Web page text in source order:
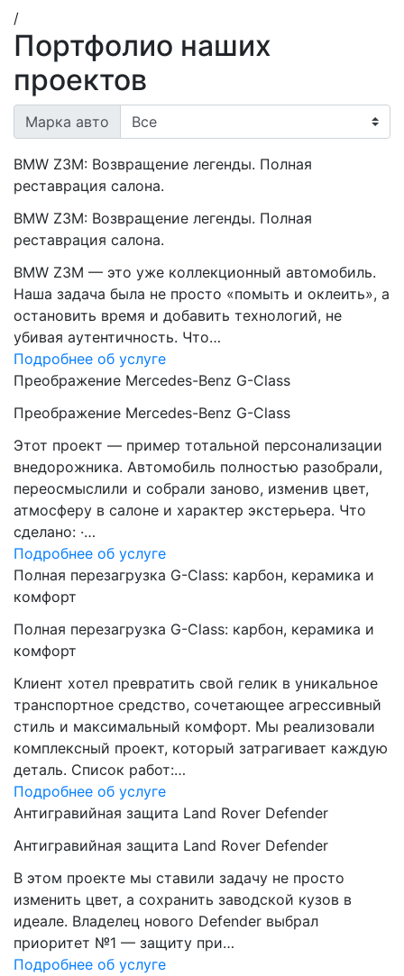
/
Портфолио наших
проектов
Марка авто
BMW Z3M: Возвращение легенды. Полная
реставрация салона.
BMW Z3M: Возвращение легенды. Полная
реставрация салона.
BMW Z3M — это уже коллекционный автомобиль.
Наша задача была не просто «помыть и оклеить», а
остановить время и добавить технологий, не
убивая аутентичность. Что…
Подробнее об услуге
Преображение Mercedes-Benz G-Class
Преображение Mercedes-Benz G-Class
Этот проект — пример тотальной персонализации
внедорожника. Автомобиль полностью разобрали,
переосмыслили и собрали заново, изменив цвет,
атмосферу в салоне и характер экстерьера. Что
сделано: ·…
Подробнее об услуге
Полная перезагрузка G-Class: карбон, керамика и
комфорт
Полная перезагрузка G-Class: карбон, керамика и
комфорт
Клиент хотел превратить свой гелик в уникальное
транспортное средство, сочетающее агрессивный
стиль и максимальный комфорт. Мы реализовали
комплексный проект, который затрагивает каждую
деталь. Список работ:…
Подробнее об услуге
Антигравийная защита Land Rover Defender
Антигравийная защита Land Rover Defender
В этом проекте мы ставили задачу не просто
изменить цвет, а сохранить заводской кузов в
идеале. Владелец нового Defender выбрал
приоритет №1 — защиту при…
Подробнее об услуге